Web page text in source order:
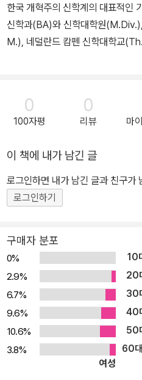
한국 개혁주의 신학계의 대표적인 기독교
신학과(BA)와 신학대학원
M.), 네덜란드 캄펜 신학대학교(Th.D.)에
선교교회 담임목사, 성산생명윤리
장, 한국복음주의윤리학회 회장,
독교생명윤리협회 상임대표를 거쳐, 현재 월드뷰 대표주간, 카도
행위원, 새소망교회, 구성중앙교회,
있다. <기독교 윤리학>, <현대사회와 윤리적인 문제들>, <주5일 근
무와 주일성수>, <시험관아기>, <
서: 십자가에서 아가페로>, <고린
야고보서: 행하는 삶> 등의 성경
기 한국 사회 앞에 선 기독교> 컬
은퇴 후에도 <목회자와 성도의 고
<청소년 미래세대의 고민 2>, <21
전후서>, <갈라디아서>, <로마서I
결코 정죄함이 없나니> 등 출간을
생명윤리, 동성애 문제, 서양철학
0
100자평
0
리뷰 마
이 책에 내가 남긴 글
로그인하면 내가 남긴 글과 친구가
로그인하기
구매자 분포
0% 10
2.9%
20
6.7%
30
9.6%
40
10.6%
50
3.8%
60대
여성